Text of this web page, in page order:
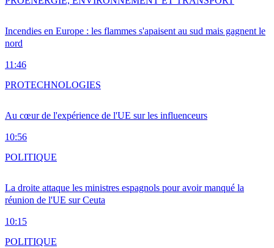
Incendies en Europe : les flammes s'apaisent au sud mais gagnent le
nord
11:46
Au cœur de l'expérience de l'UE sur les influenceurs
10:56
PROTECHNOLOGIES
La droite attaque les ministres espagnols pour avoir manqué la
réunion de l'UE sur Ceuta
10:15
POLITIQUE
POLITIQUE